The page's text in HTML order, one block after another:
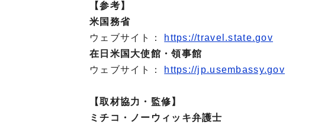
【参考】
米国務省
ウェブサイト：
https://travel.state.gov
在日米国大使館・領事館
ウェブサイト：
https://jp.usembassy.gov
【取材協力・監修】
ミチコ・ノーウィッキ弁護士